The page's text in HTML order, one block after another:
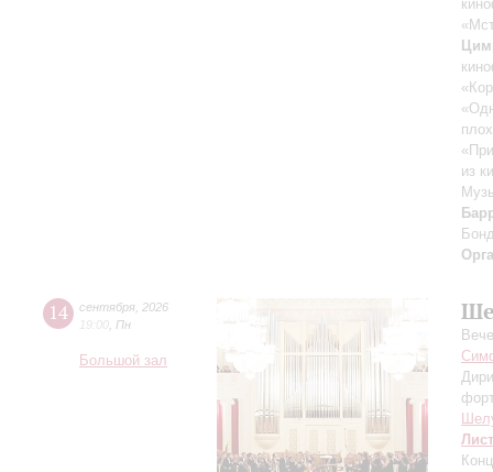
из
14 сентября 2026
19:00 Пн
Большой зал
Лист